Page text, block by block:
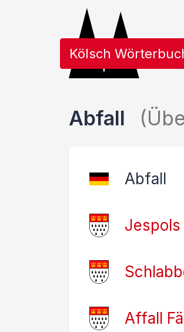
Kölsch
Abfall
Abfall
Jespols
Affall